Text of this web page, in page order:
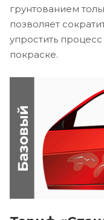
грунтованием
позволяет
упростить
покраске.